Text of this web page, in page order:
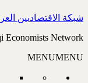
شبكة الاقتصاديين
Economists Network
MENUMENU